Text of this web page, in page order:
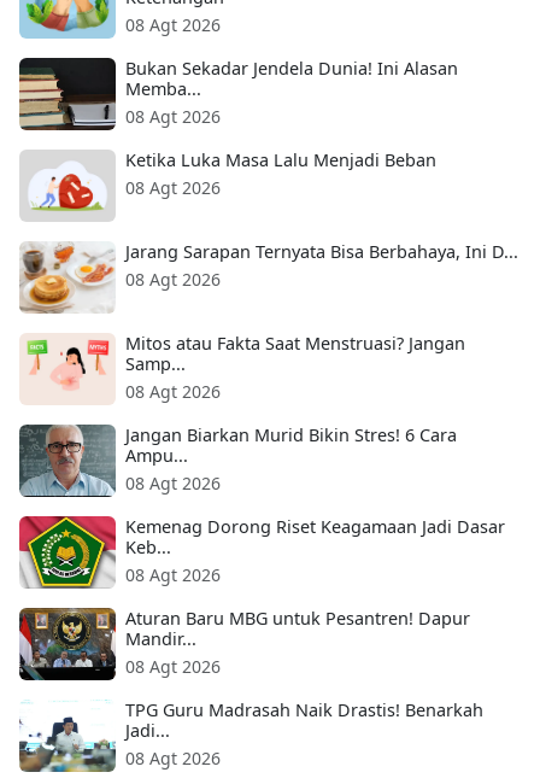
08 Agt 2026
Bukan Sekadar Jendela Dunia! Ini Alasan
Memba...
08 Agt 2026
Ketika Luka Masa Lalu Menjadi Beban
08 Agt 2026
Jarang Sarapan Ternyata Bisa Berbahaya, Ini D...
08 Agt 2026
Mitos atau Fakta Saat Menstruasi? Jangan
Samp...
08 Agt 2026
Jangan Biarkan Murid Bikin Stres! 6 Cara
Ampu...
08 Agt 2026
Kemenag Dorong Riset Keagamaan Jadi Dasar
Keb...
08 Agt 2026
Aturan Baru MBG untuk Pesantren! Dapur
Mandir...
08 Agt 2026
TPG Guru Madrasah Naik Drastis! Benarkah
Jadi...
08 Agt 2026